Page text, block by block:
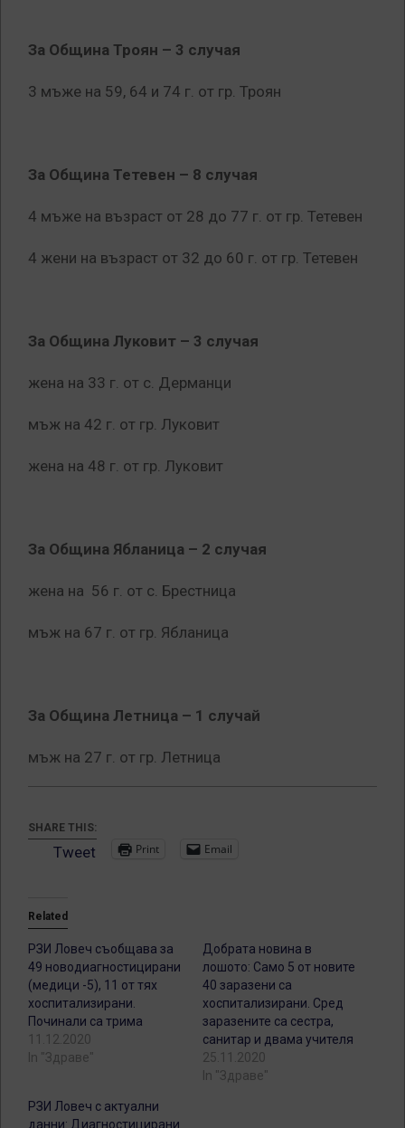
За Община Троян – 3 случая
3 мъже на 59, 64 и 74 г. от гр. Троян
За Община Тетевен – 8 случая
4 мъже на възраст от 28 до 77 г. от гр. Тетевен
4 жени на възраст от 32 до 60 г. от гр. Тетевен
За Община Луковит – 3 случая
жена на 33 г. от с. Дерманци
мъж на 42 г. от гр. Луковит
жена на 48 г. от гр. Луковит
За Община Ябланица – 2 случая
жена на 56 г. от с. Брестница
мъж на 67 г. от гр. Ябланица
За Община Летница – 1 случай
мъж на 27 г. от гр. Летница
SHARE THIS:
Tweet Print Email
Related
РЗИ Ловеч съобщава за
49 новодиагностицирани
(медици -5), 11 от тях
хоспитализирани.
Починали са трима
11.12.2020
In "Здраве"
Добрата новина в
лошото: Само 5 от новите
40 заразени са
хоспитализирани. Сред
заразените са сестра,
санитар и двама учителя
25.11.2020
In "Здраве"
РЗИ Ловеч с актуални
данни: Диагностицирани